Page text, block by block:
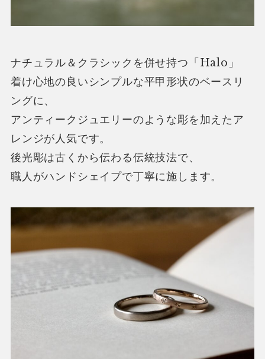
ナチュラル＆クラシックを併せ持つ「Halo」
着け心地の良いシンプルな平甲形状のベースリ
ングに、
アンティークジュエリーのような彫を加えたア
レンジが人気です。
後光彫は古くから伝わる伝統技法で、
職人がハンドシェイプで丁寧に施します。